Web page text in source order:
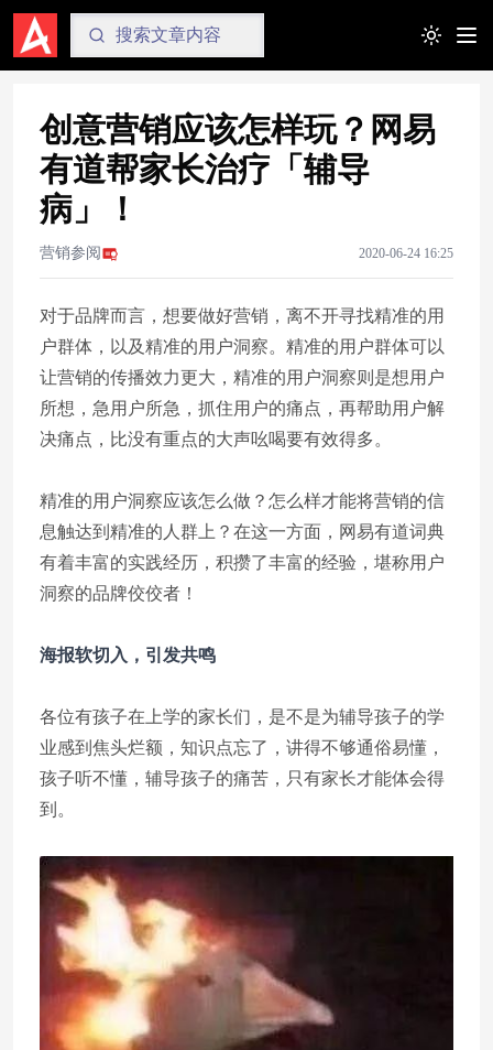
Toggle
创意营销应该怎样玩？网易
有道帮家长治疗「辅导
病」！
营销参阅 2020-06-24 16:25
对于品牌而言，想要做好营销，离不开寻找精准的用
户群体，以及精准的用户洞察。精准的用户群体可以
让营销的传播效力更大，精准的用户洞察则是想用户
所想，急用户所急，抓住用户的痛点，再帮助用户解
决痛点，比没有重点的大声吆喝要有效得多。
精准的用户洞察应该怎么做？怎么样才能将营销的信
息触达到精准的人群上？在这一方面，网易有道词典
有着丰富的实践经历，积攒了丰富的经验，堪称用户
洞察的品牌佼佼者！
海报软切入，引发共鸣
各位有孩子在上学的家长们，是不是为辅导孩子的学
业感到焦头烂额，知识点忘了，讲得不够通俗易懂，
孩子听不懂，辅导孩子的痛苦，只有家长才能体会得
到。